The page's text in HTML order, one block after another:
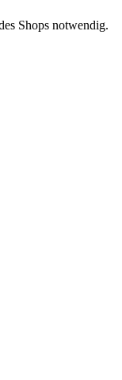
Shops notwendig.